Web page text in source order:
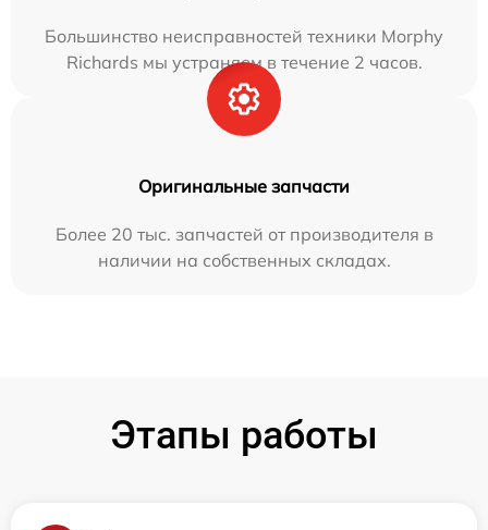
Большинство неисправностей техники Morphy
Richards мы устраняем в течение 2 часов.
Оригинальные запчасти
Более 20 тыс. запчастей от производителя в
наличии на собственных складах.
Этапы работы